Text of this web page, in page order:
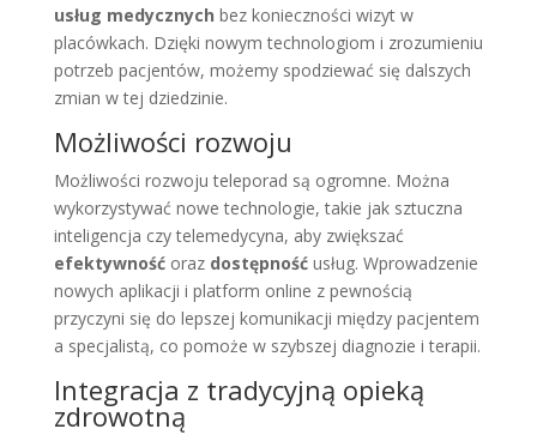
usług medycznych bez konieczności wizyt w
placówkach. Dzięki nowym technologiom i zrozumieniu
potrzeb pacjentów, możemy spodziewać się dalszych
zmian w tej dziedzinie.
Możliwości rozwoju
Możliwości rozwoju teleporad są ogromne. Można
wykorzystywać nowe technologie, takie jak sztuczna
inteligencja czy telemedycyna, aby zwiększać
efektywnośćoraz dostępnośćusług. Wprowadzenie
nowych aplikacji i platform online z pewnością
przyczyni się do lepszej komunikacji między pacjentem
a specjalistą, co pomoże w szybszej diagnozie i terapii.
Integracja z tradycyjną opieką
zdrowotną